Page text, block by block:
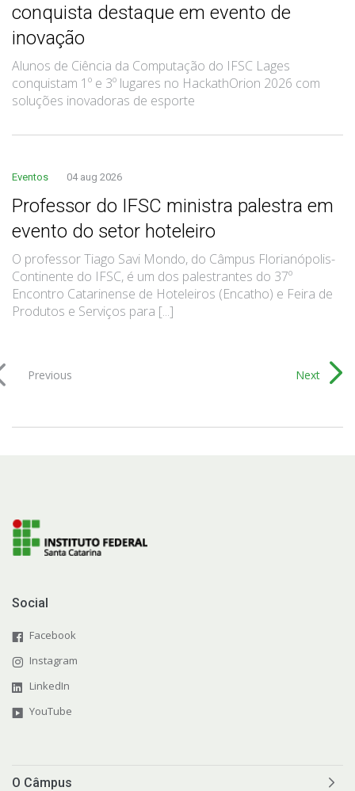
conquista destaque em evento de
inovação
Alunos de Ciência da Computação do IFSC Lages
conquistam 1º e 3º lugares no HackathOrion 2026 com
soluções inovadoras de esporte
Eventos 04 aug 2026
Professor do IFSC ministra palestra em
evento do setor hoteleiro
O professor Tiago Savi Mondo, do Câmpus Florianópolis-
Continente do IFSC, é um dos palestrantes do 37º
Encontro Catarinense de Hoteleiros (Encatho) e Feira de
Produtos e Serviços para [...]
Previous Next
Social
Facebook
Instagram
LinkedIn
YouTube
O Câmpus